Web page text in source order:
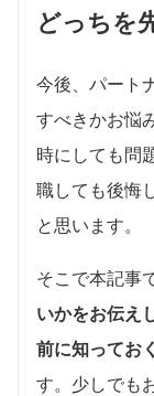
どっちを
今後、パート
すべきかお悩
時にしても問
職しても後悔
と思います。
そこで本記事
いかをお伝え
前に知ってお
す。少しでも